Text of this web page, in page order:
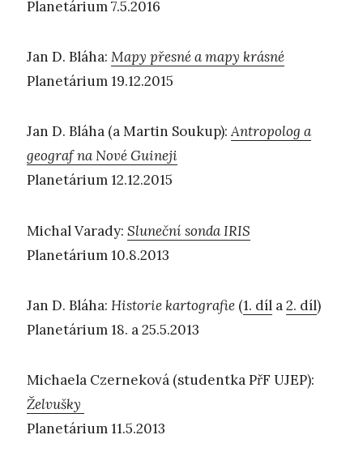
Planetárium 7.5.2016
Jan D. Bláha: Mapy přesné a mapy krásné
Planetárium 19.12.2015
Jan D. Bláha (a Martin Soukup):Antropolog a
geograf na Nové Guineji
Planetárium 12.12.2015
Michal Varady: Sluneční sonda IRIS
Planetárium 10.8.2013
Jan D. Bláha: Historie kartografie (1. díl a2. díl)
Planetárium 18. a 25.5.2013
Michaela Czerneková (studentka PřF UJEP):
Želvušky
Planetárium 11.5.2013